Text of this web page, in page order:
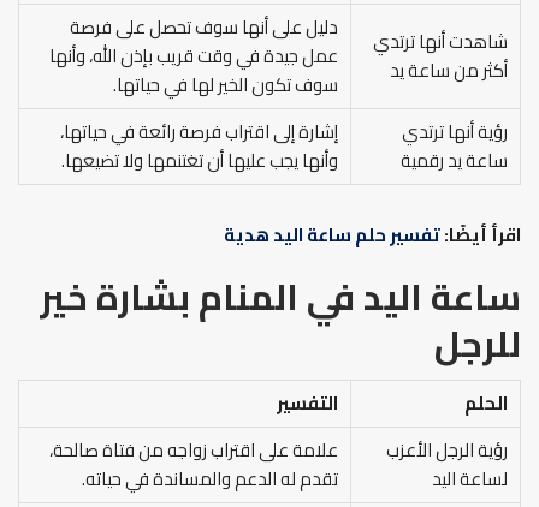
شاهدت أنها ترتدي
أكثر من ساعة يد
دليل على أنها سوف تحصل على فرصة
عمل جيدة في وقت قريب بإذن الله، وأنها
سوف تكون الخير لها في حياتها.
رؤية أنها ترتدي
ساعة يد رقمية
إشارة إلى اقتراب فرصة رائعة في حياتها،
وأنها يجب عليها أن تغتنمها ولا تضيعها.
اقرأ أيضًا:تفسير حلم ساعة اليد هدية
ساعة اليد في المنام بشارة خير
للرجل
الحلم
التفسير
رؤية الرجل الأعزب
لساعة اليد
علامة على اقتراب زواجه من فتاة صالحة،
تقدم له الدعم والمساندة في حياته.